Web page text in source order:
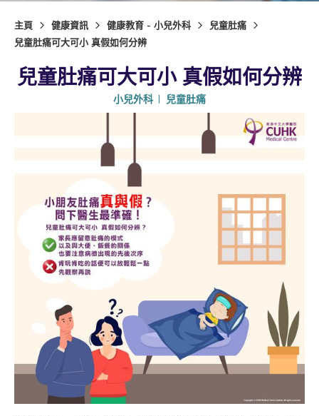
主頁 健康資訊 健康教育 - 小兒外科
兒童肚痛
兒童肚痛可大可小 真假如何分辨
兒童肚痛可大可小 真假如何分辨
小兒外科 兒童肚痛